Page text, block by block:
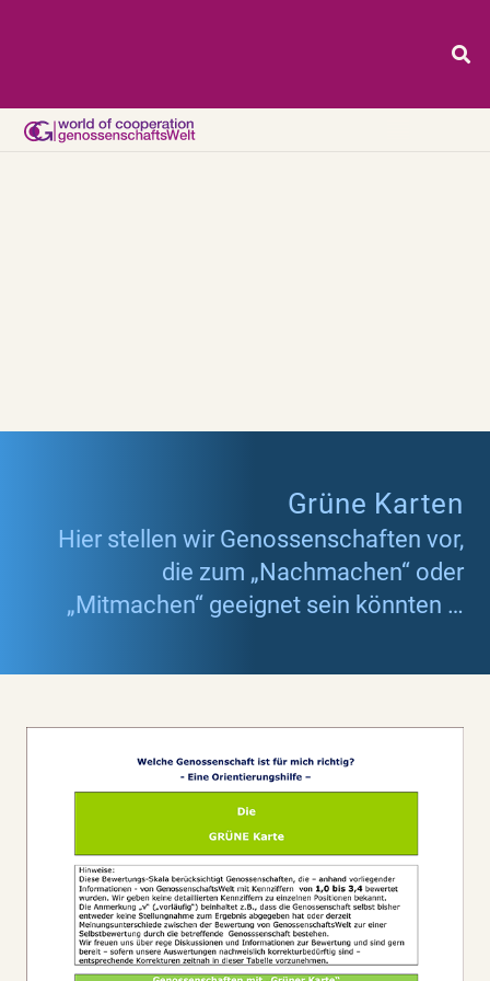
Grüne Karten
Hier stellen wir Genossenschaften vor,
die zum „Nachmachen“ oder
„Mitmachen“ geeignet sein könnten …